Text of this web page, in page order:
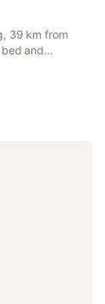
39 km from
and
and free